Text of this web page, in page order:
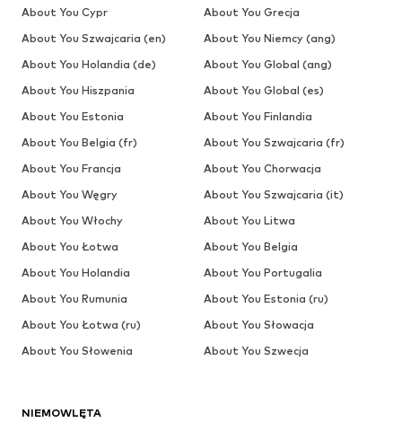
NIEMOWLĘTA
About You Cypr
About You Grecja
About You Szwajcaria (en)
About You Niemcy (ang)
About You Holandia (de)
About You Global (ang)
About You Hiszpania
About You Global (es)
About You Estonia
About You Finlandia
About You Belgia (fr)
About You Szwajcaria (fr)
About You Francja
About You Chorwacja
About You Węgry
About You Szwajcaria (it)
About You Włochy
About You Litwa
About You Łotwa
About You Belgia
About You Holandia
About You Portugalia
About You Rumunia
About You Estonia (ru)
About You Łotwa (ru)
About You Słowacja
About You Słowenia
About You Szwecja